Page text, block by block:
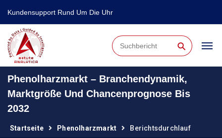
Kundensupport Rund Um Die Uhr
⚲
Phenolharzmarkt – Branchendynamik,
Marktgröße Und Chancenprognose Bis
2032
Startseite Phenolharzmarkt Berichtsdurchlauf